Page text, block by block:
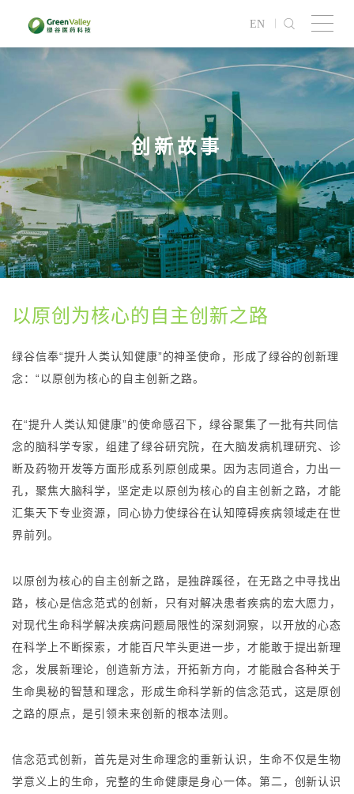
EN
创新故事
以原创为核心的自主创新之路
绿谷信奉“提升人类认知健康”的神圣使命，形成了绿谷的创新理
念：“以原创为核心的自主创新之路。
在“提升人类认知健康”的使命感召下，绿谷聚集了一批有共同信
念的脑科学专家，组建了绿谷研究院，在大脑发病机理研究、诊
断及药物开发等方面形成系列原创成果。因为志同道合，力出一
孔，聚焦大脑科学，坚定走以原创为核心的自主创新之路，才能
汇集天下专业资源，同心协力使绿谷在认知障碍疾病领域走在世
界前列。
以原创为核心的自主创新之路，是独辟蹊径，在无路之中寻找出
路，核心是信念范式的创新，只有对解决患者疾病的宏大愿力，
对现代生命科学解决疾病问题局限性的深刻洞察，以开放的心态
在科学上不断探索，才能百尺竿头更进一步，才能敢于提出新理
念，发展新理论，创造新方法，开拓新方向，才能融合各种关于
生命奥秘的智慧和理念，形成生命科学新的信念范式，这是原创
之路的原点，是引领未来创新的根本法则。
信念范式创新，首先是对生命理念的重新认识，生命不仅是生物
学意义上的生命，完整的生命健康是身心一体。第二，创新认识